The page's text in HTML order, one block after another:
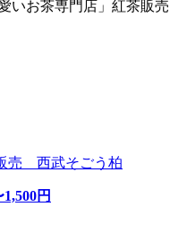
いお茶専門店」紅茶販売
売 西武そごう柏
1,500円